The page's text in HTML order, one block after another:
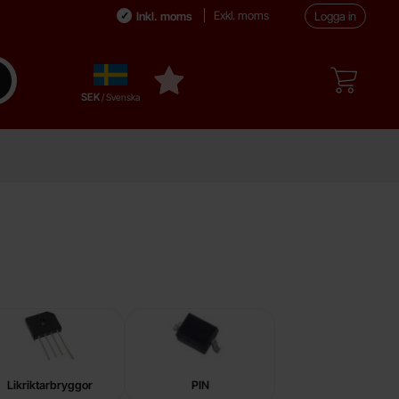
Inkl. moms Exkl. moms Logga in
sökningSverige
,SEK / Svenska
Mina favoriter
Likriktarbryggor PIN